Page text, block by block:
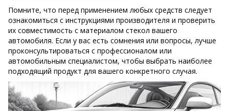
Помните, что перед применением любых средств следует
ознакомиться с инструкциями производителя и проверить
их совместимость с материалом стекол вашего
автомобиля. Если у вас есть сомнения или вопросы, лучше
проконсультироваться с профессионалом или
автомобильным специалистом, чтобы выбрать наиболее
подходящий продукт для вашего конкретного случая.